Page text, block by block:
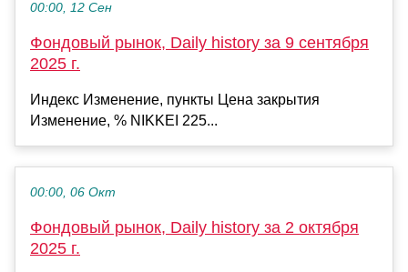
00:00, 12 Сен
Фондовый рынок, Daily history за 9 сентября
2025 г.
Индекс Изменение, пункты Цена закрытия
Изменение, % NIKKEI 225...
00:00, 06 Окт
Фондовый рынок, Daily history за 2 октября
2025 г.